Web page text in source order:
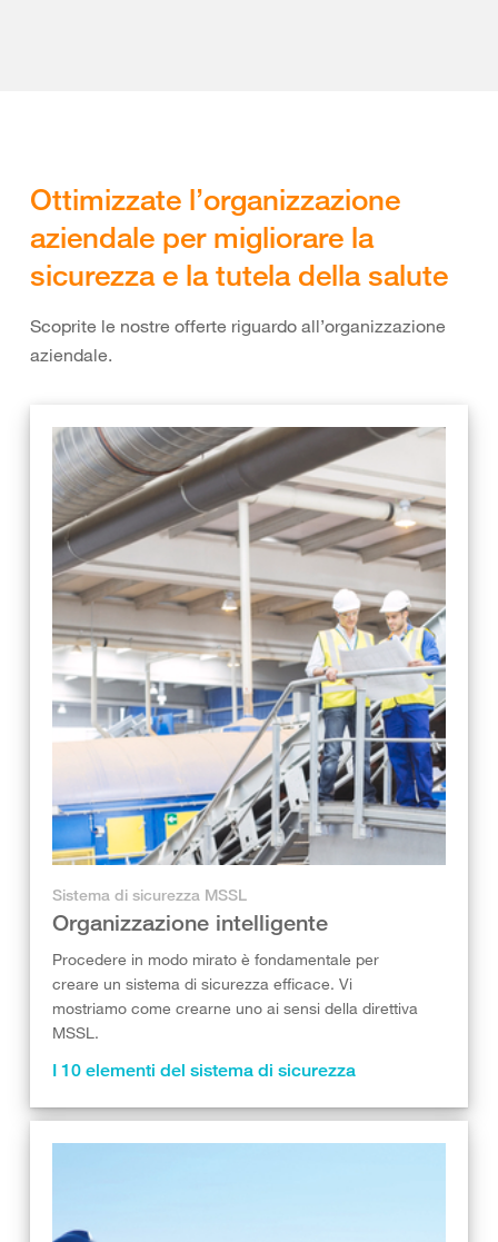
Ottimizzate l’organizzazione
aziendale per migliorare la
sicurezza e la tutela della salute
Scoprite le nostre offerte riguardo all’organizzazione
aziendale.
Sistema di sicurezza MSSL
Organizzazione intelligente
Procedere in modo mirato è fondamentale per
creare un sistema di sicurezza efficace. Vi
mostriamo come crearne uno ai sensi della direttiva
MSSL.
I 10 elementi del sistema di sicurezza